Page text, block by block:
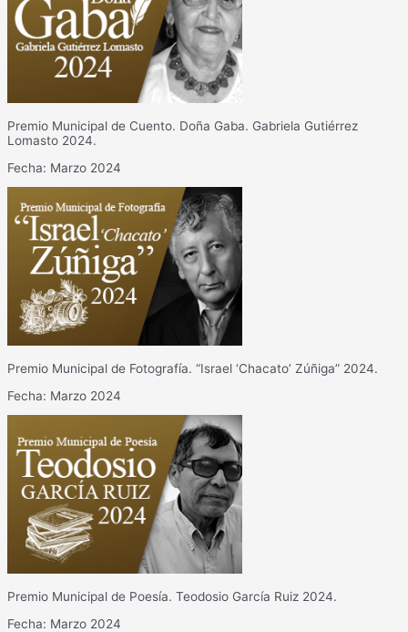
Premio Municipal de Cuento. Doña Gaba. Gabriela Gutiérrez
Lomasto 2024.
Fecha: Marzo 2024
Premio Municipal de Fotografía. “Israel ‘Chacato’ Zúñiga” 2024.
Fecha: Marzo 2024
Premio Municipal de Poesía. Teodosio García Ruiz 2024.
Fecha: Marzo 2024